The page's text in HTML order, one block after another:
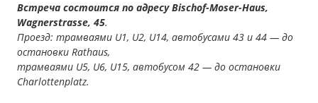
Встреча состоится по адресу Bischof-Moser-Haus,
Wagnerstrasse, 45.
Проезд: трамваями U1, U2, U14, автобусами 43 и 44 — до
остановки Rathaus,
трамваями U5, U6, U15, автобусом 42 — до остановки
Сharlottenplatz.